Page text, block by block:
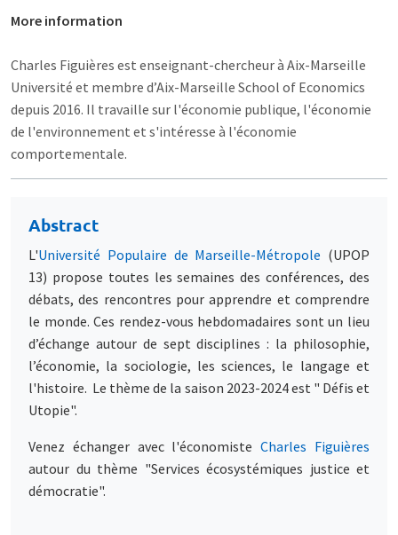
More information
Charles Figuières est enseignant-chercheur à Aix-Marseille
Université et membre d’Aix-Marseille School of Economics
depuis 2016. Il travaille sur l'économie publique, l'économie
de l'environnement et s'intéresse à l'économie
comportementale.
Abstract
L'Université Populaire de Marseille-Métropole (UPOP
13) propose toutes les semaines des conférences, des
débats, des rencontres pour apprendre et comprendre
le monde. Ces rendez-vous hebdomadaires sont un lieu
d’échange autour de sept disciplines : la philosophie,
l’économie, la sociologie, les sciences, le langage et
l'histoire. Le thème de la saison 2023-2024 est " Défis et
Utopie".
Venez échanger avec l'économisteCharles Figuières
autour du thème "Services écosystémiques justice et
démocratie".